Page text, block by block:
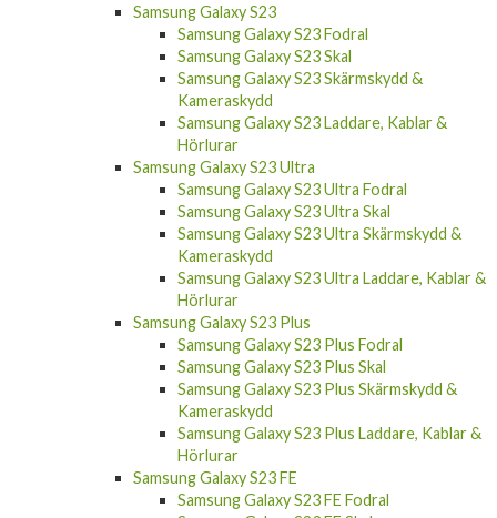
Samsung Galaxy S23
Samsung Galaxy S23 Fodral
Samsung Galaxy S23 Skal
Samsung Galaxy S23 Skärmskydd &
Kameraskydd
Samsung Galaxy S23 Laddare, Kablar &
Hörlurar
Samsung Galaxy S23 Ultra
Samsung Galaxy S23 Ultra Fodral
Samsung Galaxy S23 Ultra Skal
Samsung Galaxy S23 Ultra Skärmskydd &
Kameraskydd
Samsung Galaxy S23 Ultra Laddare, Kablar &
Hörlurar
Samsung Galaxy S23 Plus
Samsung Galaxy S23 Plus Fodral
Samsung Galaxy S23 Plus Skal
Samsung Galaxy S23 Plus Skärmskydd &
Kameraskydd
Samsung Galaxy S23 Plus Laddare, Kablar &
Hörlurar
Samsung Galaxy S23 FE
Samsung Galaxy S23 FE Fodral